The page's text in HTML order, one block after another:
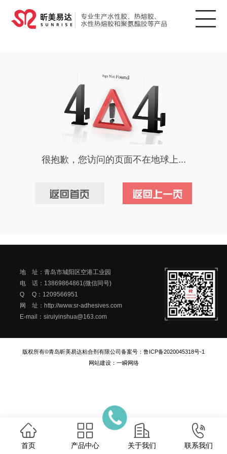
很抱歉，您访问的页面不在地球上...
地 址：青岛市城阳区空港工业园
电 话：13869864861(微信同号)
Q Q：1209566951
网 址：http://www.sr-adhesives.com
E-mail：siruiyinshua@163.com
版权所有©青岛昕美易达粘合剂有限公司备案号： 鲁ICP备2020045318号-1
网站建设： 一瞬网络
首页 产品中心 关于我们 联系我们